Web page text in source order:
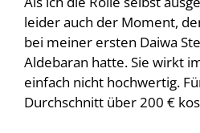
leider auch der Moment,
bei meiner ersten Daiwa
Aldebaran hatte. Sie wirkt
einfach nicht hochwertig.
Durchschnitt über 200 €